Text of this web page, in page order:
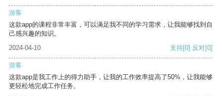
游客
这款app的课程非常丰富，可以满足我不同的学习需求，让我能够找到自
己感兴趣的知识。
2024-04-10
支持[0] 反对[0]
游客
这款app是我工作上的得力助手，让我的工作效率提高了50%，让我能够
更轻松地完成工作任务。